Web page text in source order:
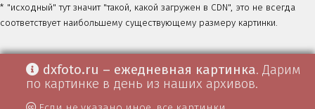
* "исходный" тут значит "такой, какой загружен в CDN", это не всегда
соответствует наибольшему существующему размеру картинки.
dxfoto.ru – ежедневная картинка. Дарим
по картинке в день из наших архивов.